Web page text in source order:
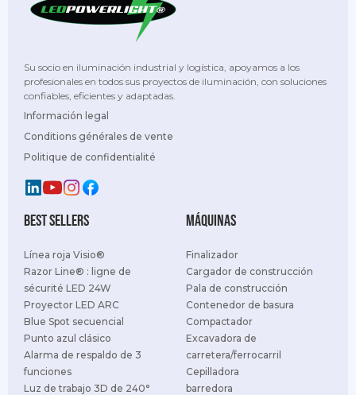
Su socio en iluminación industrial y logística, apoyamos a los
profesionales en todos sus proyectos de iluminación, con soluciones
confiables, eficientes y adaptadas.
Información legal
Conditions générales de vente
Politique de confidentialité
best sellers
Línea roja Visio®
Razor Line® : ligne de
sécurité LED 24W
Proyector LED ARC
Blue Spot secuencial
Punto azul clásico
Alarma de respaldo de 3
funciones
Luz de trabajo 3D de 240°
Máquinas
Finalizador
Cargador de construcción
Pala de construcción
Contenedor de basura
Compactador
Excavadora de
carretera/ferrocarril
Cepilladora
barredora